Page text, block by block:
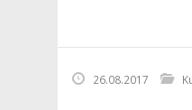
26.08.2017